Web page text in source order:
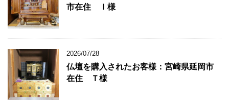
市在住 Ｉ様
2026/07/28
仏壇を購入されたお客様：宮崎県延岡市
在住 Ｔ様